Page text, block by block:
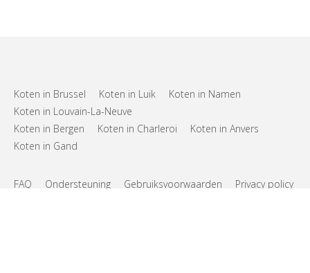
Koten in Brussel Koten in Luik
Koten in Namen
Koten in Louvain-La-Neuve
Koten in Bergen
Koten in Charleroi
Koten in Anvers
Koten in Gand
FAQ Ondersteuning Gebruiksvoorwaarden Privacy policy